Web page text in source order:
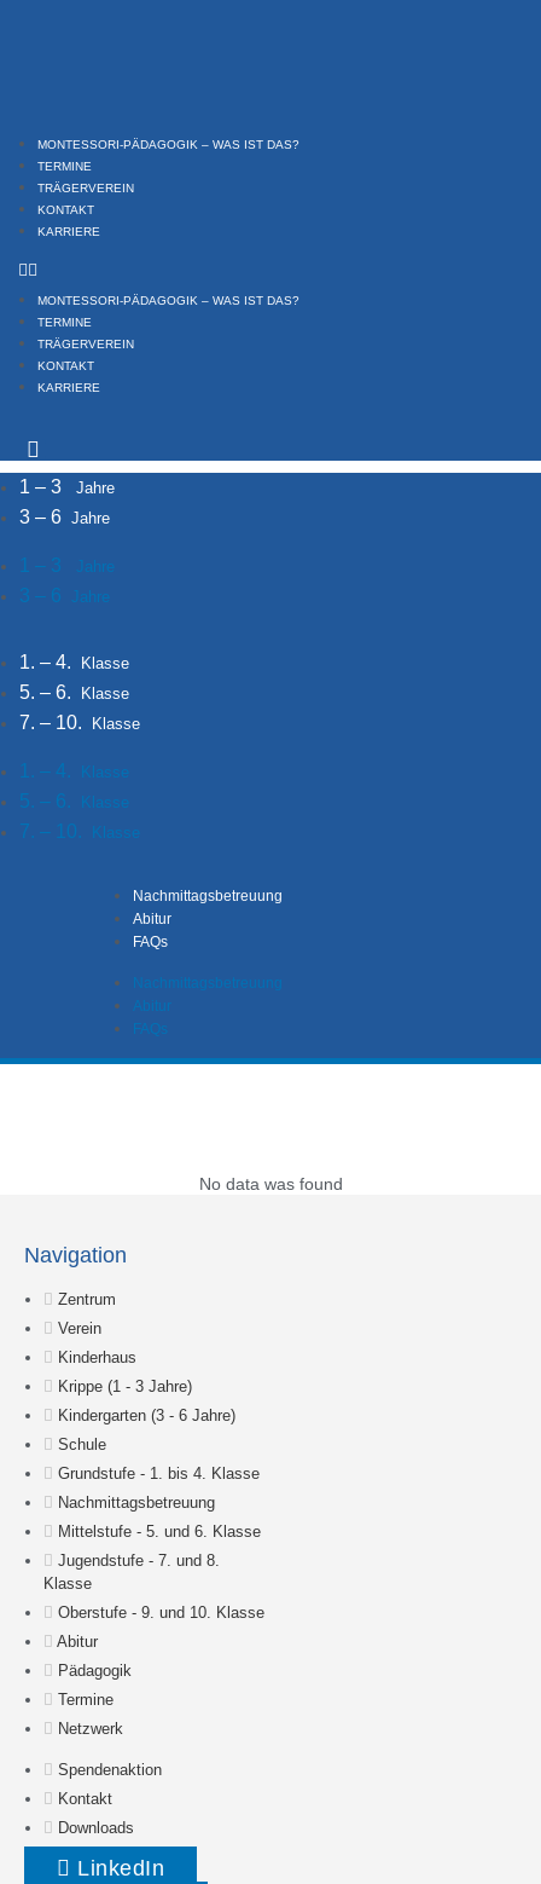
MONTESSORI-PÄDAGOGIK – WAS IST DAS?
TERMINE
TRÄGERVEREIN
KONTAKT
KARRIERE
MONTESSORI-PÄDAGOGIK – WAS IST DAS?
TERMINE
TRÄGERVEREIN
KONTAKT
KARRIERE
1 – 3 Jahre
3 – 6 Jahre
1 – 3 Jahre
3 – 6 Jahre
1. – 4. Klasse
5. – 6. Klasse
7. – 10. Klasse
1. – 4. Klasse
5. – 6. Klasse
7. – 10. Klasse
Nachmittagsbetreuung
Abitur
FAQs
Nachmittagsbetreuung
Abitur
FAQs
No data was found
Navigation
Zentrum
Verein
Kinderhaus
Krippe (1 - 3 Jahre)
Kindergarten (3 - 6 Jahre)
Schule
Grundstufe - 1. bis 4. Klasse
Nachmittagsbetreuung
Mittelstufe - 5. und 6. Klasse
Jugendstufe - 7. und 8.
Klasse
Oberstufe - 9. und 10. Klasse
Abitur
Pädagogik
Termine
Netzwerk
Spendenaktion
Kontakt
Downloads
LinkedIn